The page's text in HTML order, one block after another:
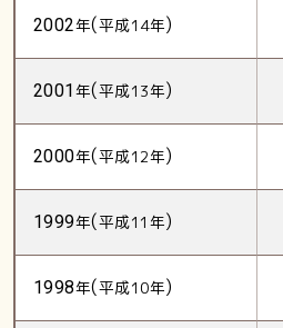
2002年(平成14年)
2001 年(平成13年)
2000年(平成12年)
1999年(平成11年)
1998年(平成10年)